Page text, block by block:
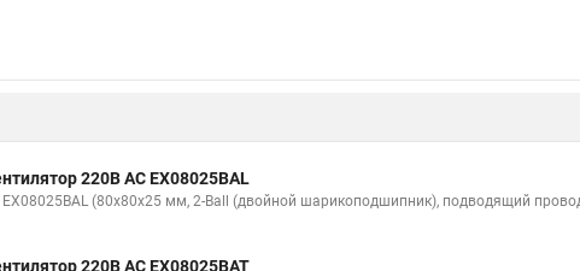
220В AC EX08025BAL
EX08025BAL (80x80x25 мм, 2-Ball (двойной шарикоподшипник), подводящий
220В AC EX08025BAT